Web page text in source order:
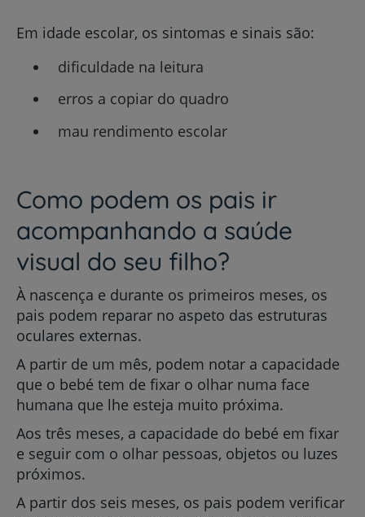
Em idade escolar, os sintomas e sinais são:
dificuldade na leitura
erros a copiar do quadro
mau rendimento escolar
Como podem os pais ir
acompanhando a saúde
visual do seu filho?
À nascença e durante os primeiros meses, os
pais podem reparar no aspeto das estruturas
oculares externas.
A partir de um mês, podem notar a capacidade
que o bebé tem de fixar o olhar numa face
humana que lhe esteja muito próxima.
Aos três meses, a capacidade do bebé em fixar
e seguir com o olhar pessoas, objetos ou luzes
próximos.
A partir dos seis meses, os pais podem verificar